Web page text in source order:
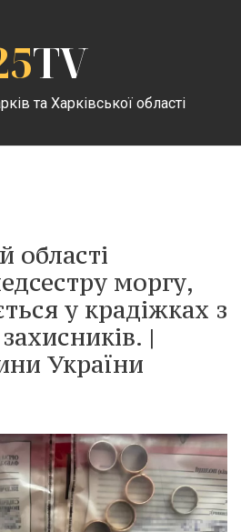
TV
та Харківської області
області
моргу,
у крадіжках з
|
України